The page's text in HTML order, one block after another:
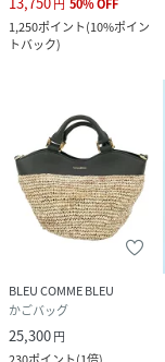
円 50%OFF
1,250ポイント(10%ポイン
トバック)
BLEU COMME BLEU
かごバッグ
25,300円